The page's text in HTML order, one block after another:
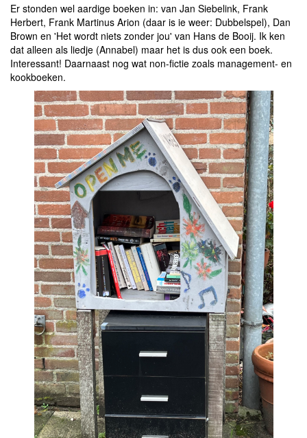
Er stonden wel aardige boeken in: van Jan Siebelink, Frank
Herbert, Frank Martinus Arion (daar is ie weer: Dubbelspel), Dan
Brown en 'Het wordt niets zonder jou' van Hans de Booij. Ik ken
dat alleen als liedje (Annabel) maar het is dus ook een boek.
Interessant! Daarnaast nog wat non-fictie zoals management- en
kookboeken.